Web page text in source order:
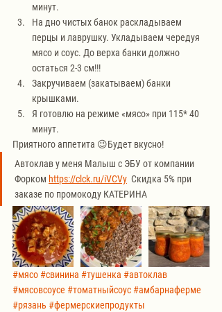
минут.
На дно чистых банок раскладываем
перцы и лаврушку. Укладываем чередуя
мясо и соус. До верха банки должно
остаться 2-3 см!!!
Закручиваем (закатываем) банки
крышками.
Я готовлю на режиме «мясо» при 115* 40
минут.
Приятного аппетита 😉Будет вкусно!
Автоклав у меня Малыш с ЭБУ от компании
Форком https://clck.ru/iVCVy
  Скидка 5% при
заказе по промокоду КАТЕРИНА
#мясо#свинина #тушенка #автоклав
#мясовсоусе #томатныйсоус#амбарнаферме
#рязань #фермерскиепродукты